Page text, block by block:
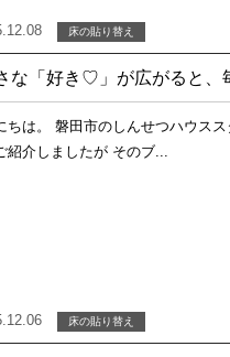
床の貼り替え
な「好き♡」が広がると
ちは。 磐田市のしんせつハウス
紹介しましたが そのブ...
床の貼り替え